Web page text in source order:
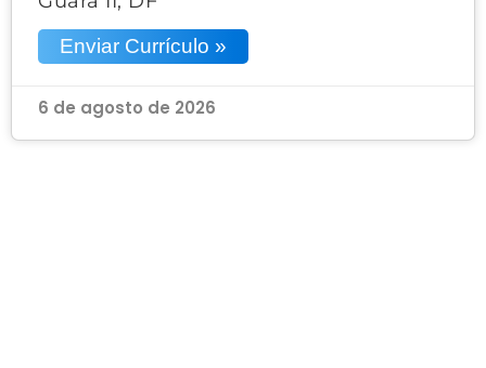
Enviar Currículo »
6 de agosto de 2026